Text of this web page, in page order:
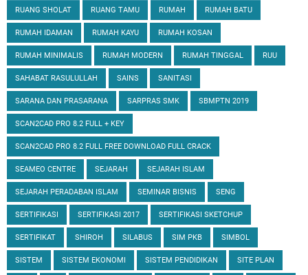
RUANG SHOLAT RUANG TAMU RUMAH RUMAH BATU
RUMAH IDAMAN RUMAH KAYU RUMAH KOSAN
RUMAH MINIMALIS RUMAH MODERN RUMAH TINGGAL RUU
SAHABAT RASULULLAH SAINS SANITASI
SARANA DAN PRASARANA SARPRAS SMK SBMPTN 2019
SCAN2CAD PRO 8.2 FULL + KEY
SCAN2CAD PRO 8.2 FULL FREE DOWNLOAD FULL CRACK
SEAMEO CENTRE SEJARAH SEJARAH ISLAM
SEJARAH PERADABAN ISLAM SEMINAR BISNIS SENG
SERTIFIKASI SERTIFIKASI 2017 SERTIFIKASI SKETCHUP
SERTIFIKAT SHIROH SILABUS SIM PKB SIMBOL
SISTEM SISTEM EKONOMI SISTEM PENDIDIKAN SITE PLAN